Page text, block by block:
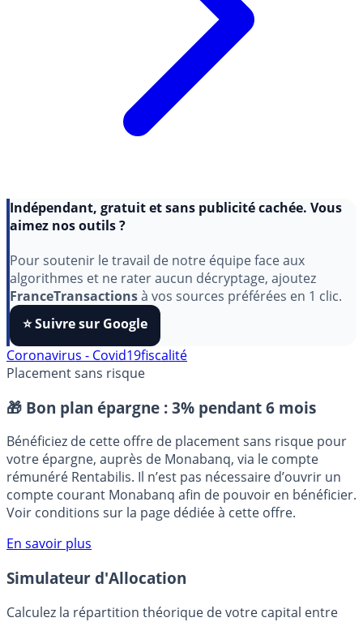
aimez nos outils ?
Pour soutenir le travail de notre équipe face aux
algorithmes et ne rater aucun décryptage, ajoutez
FranceTransactionsà vos sources préférées en 1 clic.
⭐️ Suivre sur Google
Placement sans risque
🎁 Bon plan épargne : 3% pendant 6 mois
Bénéficiez de cette offre de placement sans risque pour
votre épargne, auprès de Monabanq, via le compte
rémunéré Rentabilis. Il n’est pas nécessaire d’ouvrir un
Voir conditions sur la page dédiée à cette offre.
En savoir plus
Simulateur d'Allocation